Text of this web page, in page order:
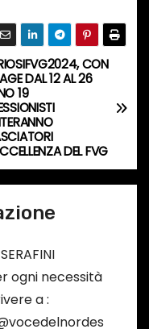
CON
DAL 12 AL 26
19
DEL FVG
ogni necessità
a :